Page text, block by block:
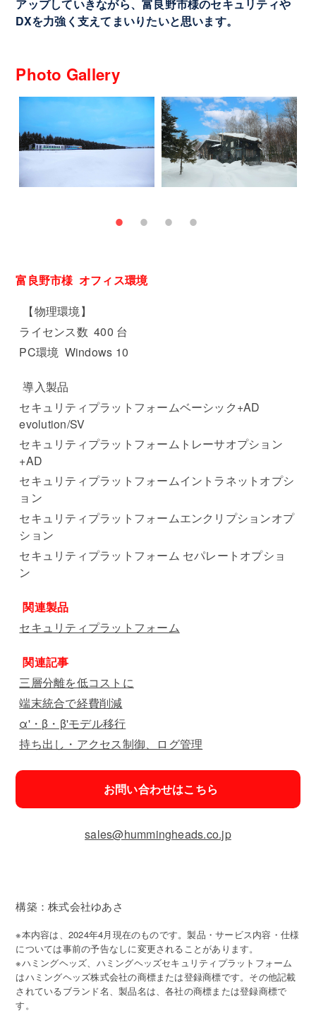
アップしていきながら、富良野市様のセキュリティや
DXを力強く支えてまいりたいと思います。
Photo Gallery
富良野市様 オフィス環境
【物理環境】
ライセンス数 400 台
PC環境 Windows 10
導入製品
セキュリティプラットフォームベーシック+AD
evolution/SV
セキュリティプラットフォームトレーサオプション
+AD
セキュリティプラットフォームイントラネットオプシ
ョン
セキュリティプラットフォームエンクリプションオプ
ション
セキュリティプラットフォーム セパレートオプショ
ン
関連製品
セキュリティプラットフォーム
関連記事
三層分離を低コストに
端末統合で経費削減
α'・β・β'モデル移行
持ち出し・アクセス制御、ログ管理
お問い合わせはこちら
sales@hummingheads.co.jp
構築：株式会社ゆあさ
※本内容は、2024年4月現在のものです。製品・サービス内容・仕様
については事前の予告なしに変更されることがあります。
※ハミングヘッズ、ハミングヘッズセキュリティプラットフォーム
はハミングヘッズ株式会社の商標または登録商標です。その他記載
されているブランド名、製品名は、各社の商標または登録商標で
す。